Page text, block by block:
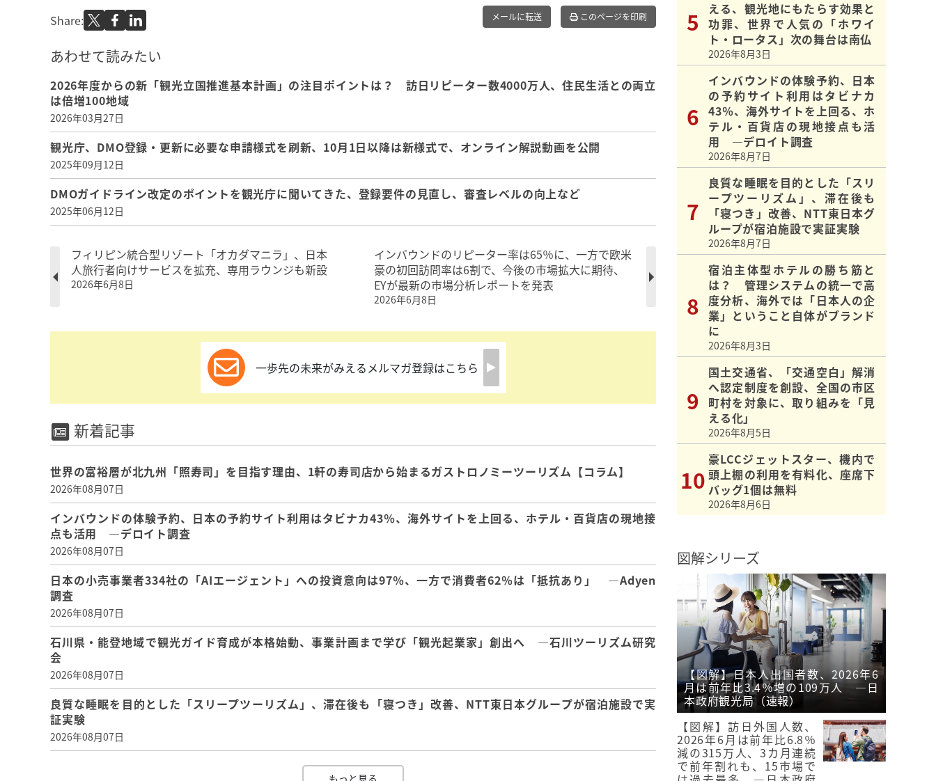
Share: メールに転送 このページを印刷
あわせて読みたい
2026年度からの新「観光立国推進基本計画」の注目ポイントは？ 訪日リピーター数4000万人、住民生活との両立
は倍増100地域
2026年03月27日
観光庁、DMO登録・更新に必要な申請様式を刷新、10月1日以降は新様式で、オンライン解説動画を公開
2025年09月12日
DMOガイドライン改定のポイントを観光庁に聞いてきた、登録要件の見直し、審査レベルの向上など
2025年06月12日
フィリピン統合型リゾート「オカダマニラ」、日本
人旅行者向けサービスを拡充、専用ラウンジも新設
2026年6月8日
インバウンドのリピーター率は65％に、一方で欧米
豪の初回訪問率は6割で、今後の市場拡大に期待、
EYが最新の市場分析レポートを発表
2026年6月8日
一歩先の未来がみえるメルマガ登録はこちら
新着記事
世界の富裕層が北九州「照寿司」を目指す理由、1軒の寿司店から始まるガストロノミーツーリズム【コラム】
2026年08月07日
インバウンドの体験予約、日本の予約サイト利用はタビナカ43％、海外サイトを上回る、ホテル・百貨店の現地接
点も活用 ―デロイト調査
2026年08月07日
日本の小売事業者334社の「AIエージェント」への投資意向は97％、一方で消費者62％は「抵抗あり」 ―Adyen
調査
2026年08月07日
石川県・能登地域で観光ガイド育成が本格始動、事業計画まで学び「観光起業家」創出へ ―石川ツーリズム研究
会
2026年08月07日
良質な睡眠を目的とした「スリープツーリズム」、滞在後も「寝つき」改善、NTT東日本グループが宿泊施設で実
証実験
2026年08月07日
える、観光地にもたらす効果と
功罪、世界で人気の「ホワイ
ト・ロータス」次の舞台は南仏
2026年8月3日
インバウンドの体験予約、日本
の予約サイト利用はタビナカ
43％、海外サイトを上回る、ホ
テル・百貨店の現地接点も活
用 ―デロイト調査
2026年8月7日
良質な睡眠を目的とした「スリ
ープツーリズム」、滞在後も
「寝つき」改善、NTT東日本グ
ループが宿泊施設で実証実験
2026年8月7日
宿泊主体型ホテルの勝ち筋と
は？ 管理システムの統一で高
度分析、海外では「日本人の企
業」ということ自体がブランド
に
2026年8月3日
国土交通省、「交通空白」解消
へ認定制度を創設、全国の市区
町村を対象に、取り組みを「見
える化」
2026年8月5日
豪LCCジェットスター、機内で
頭上棚の利用を有料化、座席下
バッグ1個は無料
2026年8月6日
図解シリーズ
【図解】日本人出国者数、2026年6
月は前年比3.4％増の109万人 ―日
本政府観光局（速報）
【図解】訪日外国人数、
2026年6月は前年比6.8％
減の315万人、3カ月連続
で前年割れも、15市場で